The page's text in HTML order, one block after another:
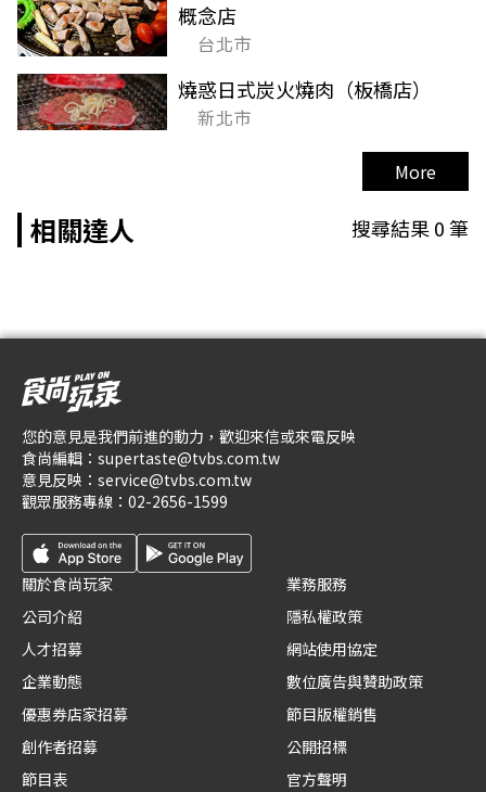
概念店
台北市
燒惑日式炭火燒肉（板橋店）
新北市
More
相關達人 搜尋結果0筆
您的意見是我們前進的動力，歡迎來信或來電反映
食尚編輯： supertaste@tvbs.com.tw
意見反映： service@tvbs.com.tw
觀眾服務專線： 02-2656-1599
關於食尚玩家
公司介紹
人才招募
企業動態
優惠券店家招募
創作者招募
節目表
業務服務
隱私權政策
網站使用協定
數位廣告與贊助政策
節目版權銷售
公開招標
官方聲明